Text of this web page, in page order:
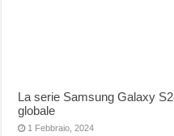
La serie Samsung Galaxy
globale
1 Febbraio, 2024